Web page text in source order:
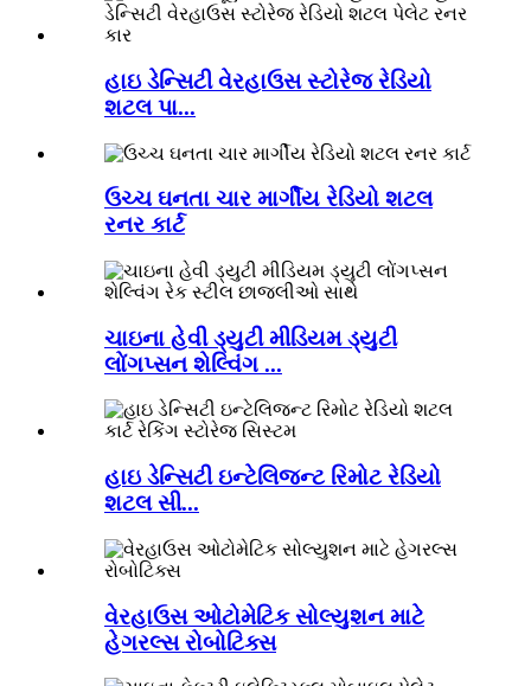
હાઇ ડેન્સિટી વેરહાઉસ સ્ટોરેજ રેડિયો
શટલ પા...
ઉચ્ચ ઘનતા ચાર માર્ગીય રેડિયો શટલ
રનર કાર્ટ
ચાઇના હેવી ડ્યુટી મીડિયમ ડ્યુટી
લોંગપ્સન શેલ્વિંગ ...
હાઇ ડેન્સિટી ઇન્ટેલિજન્ટ રિમોટ રેડિયો
શટલ સી...
વેરહાઉસ ઓટોમેટિક સોલ્યુશન માટે
હેગરલ્સ રોબોટિક્સ